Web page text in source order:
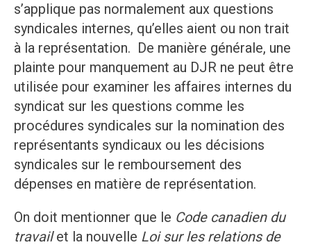
s’applique pas normalement aux questions
syndicales internes, qu’elles aient ou non trait
à la représentation. De manière générale, une
plainte pour manquement au DJR ne peut être
utilisée pour examiner les affaires internes du
syndicat sur les questions comme les
procédures syndicales sur la nomination des
représentants syndicaux ou les décisions
syndicales sur le remboursement des
dépenses en matière de représentation.
On doit mentionner que le Code canadien du
travailet la nouvelle Loi sur les relations de